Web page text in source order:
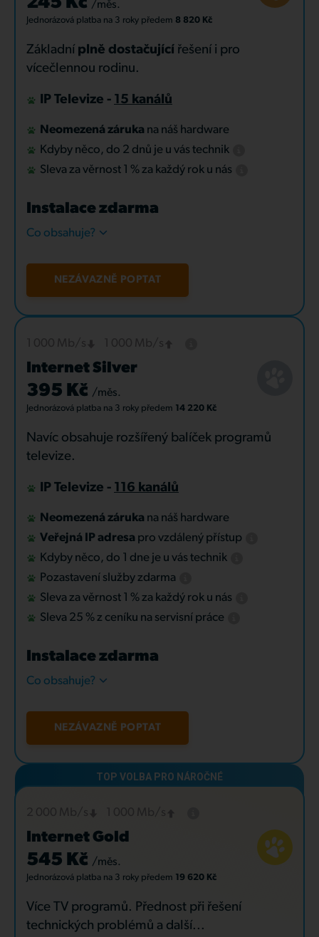
/měs.
Jednorázová platba na 3 roky předem 8 820 Kč
Základní plně dostačující řešení i pro
vícečlennou rodinu.
IP Televize - 15 kanálů
Neomezená záruka na náš hardware
Kdyby něco, do 2 dnů je u vás technik
Sleva za věrnost 1 % za každý rok u nás
Instalace zdarma
Co obsahuje?
NEZÁVAZNĚ POPTAT
Internet Silver
395 Kč /měs.
Jednorázová platba na 3 roky předem 14 220 Kč
Navíc obsahuje rozšířený balíček programů
televize.
IP Televize - 116 kanálů
Neomezená záruka na náš hardware
Veřejná IP adresa pro vzdálený přístup
Kdyby něco, do 1 dne je u vás technik
Pozastavení služby zdarma
Sleva za věrnost 1 % za každý rok u nás
Sleva 25 % z ceníku na servisní práce
Instalace zdarma
Co obsahuje?
NEZÁVAZNĚ POPTAT
Internet Gold
545 Kč /měs.
Jednorázová platba na 3 roky předem 19 620 Kč
Více TV programů. Přednost při řešení
technických problémů a další...